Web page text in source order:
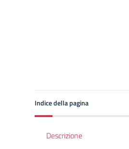
Indice della pagina
Descrizione